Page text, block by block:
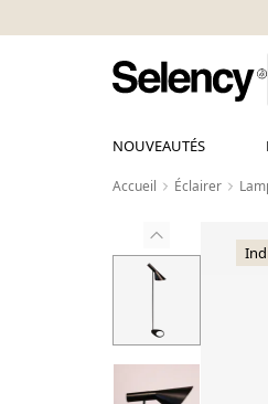
NOUVEAUTÉS
Accueil Éclairer